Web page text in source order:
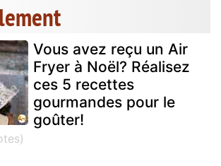
Vous avez reçu un Air
Fryer à Noël? Réalisez
ces 5 recettes
gourmandes pour le
goûter!